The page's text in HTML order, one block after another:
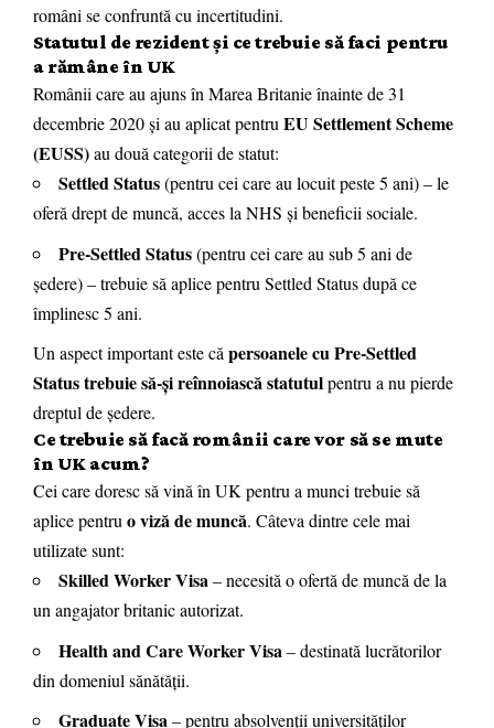
români se confruntă cu incertitudini.
Statutul de rezident și ce trebuie să faci pentru
a rămâne în UK
Românii care au ajuns în Marea Britanie înainte de 31
decembrie 2020 și au aplicat pentru EU Settlement Scheme
(EUSS)au două categorii de statut:
Settled Status(pentru cei care au locuit peste 5 ani) – le
oferă drept de muncă, acces la NHS și beneficii sociale.
Pre-Settled Status(pentru cei care au sub 5 ani de
ședere) – trebuie să aplice pentru Settled Status după ce
împlinesc 5 ani.
Un aspect important este că persoanele cu Pre-Settled
Status trebuie să-și reînnoiască statutulpentru a nu pierde
dreptul de ședere.
Ce trebuie să facă românii care vor să se mute
în UK acum?
Cei care doresc să vină în UK pentru a munci trebuie să
aplice pentru o viză de muncă. Câteva dintre cele mai
utilizate sunt:
Skilled Worker Visa– necesită o ofertă de muncă de la
un angajator britanic autorizat.
Health and Care Worker Visa – destinată lucrătorilor
din domeniul sănătății.
Graduate Visa– pentru absolvenții universităților